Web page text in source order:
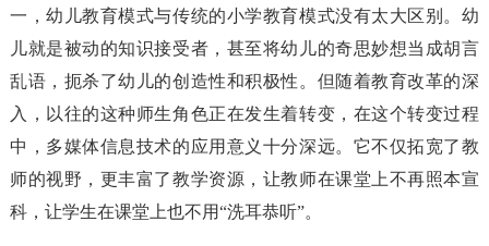
一，幼儿教育模式与传统的小学教育模式没有太大区别。幼
儿就是被动的知识接受者，甚至将幼儿的奇思妙想当成胡言
乱语，扼杀了幼儿的创造性和积极性。但随着教育改革的深
入，以往的这种师生角色正在发生着转变，在这个转变过程
中，多媒体信息技术的应用意义十分深远。它不仅拓宽了教
师的视野，更丰富了教学资源，让教师在课堂上不再照本宣
科，让学生在课堂上也不用“洗耳恭听”。